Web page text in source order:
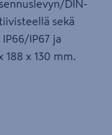
DIN-
sekä
IP67 ja
x 130 mm.